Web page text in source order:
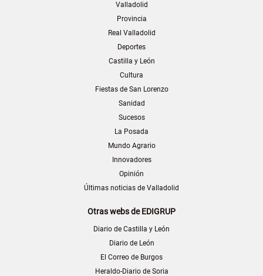
Valladolid
Provincia
Real Valladolid
Deportes
Castilla y León
Cultura
Fiestas de San Lorenzo
Sanidad
Sucesos
La Posada
Mundo Agrario
Innovadores
Opinión
Últimas noticias de Valladolid
Otras webs de EDIGRUP
Diario de Castilla y León
Diario de León
El Correo de Burgos
Heraldo-Diario de Soria